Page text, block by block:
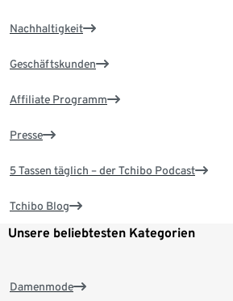
Nachhaltigkeit
Geschäftskunden
Affiliate Programm
Presse
5 Tassen täglich – der Tchibo Podcast
Tchibo Blog
Unsere beliebtesten Kategorien
Damenmode